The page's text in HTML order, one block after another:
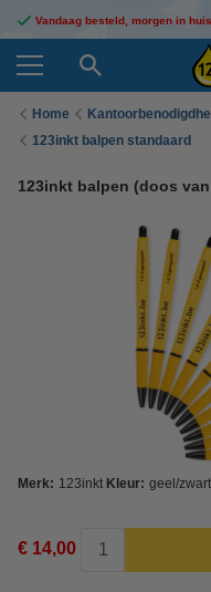
Vandaag besteld, morgen in
Home
123inkt balpen standaard
123inkt balpen (doos
Merk: 123inkt Kleur: geel/zwart
€ 14,00